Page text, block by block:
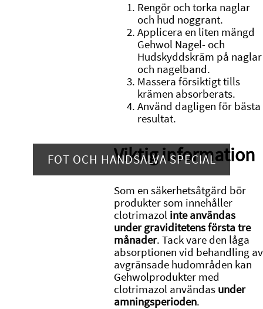
Rengör och torka naglar
och hud noggrant.
Applicera en liten mängd
Gehwol Nagel- och
Hudskyddskräm på naglar
och nagelband.
Massera försiktigt tills
krämen absorberats.
Använd dagligen för bästa
resultat.
Viktig information
Som en säkerhetsåtgärd bör
produkter som innehåller
clotrimazol inte användas
under graviditetens första tre
månader. Tack vare den låga
absorptionen vid behandling av
avgränsade hudområden kan
Gehwolprodukter med
clotrimazol användas under
amningsperioden.
FOT OCH HANDSALVA SPECIAL